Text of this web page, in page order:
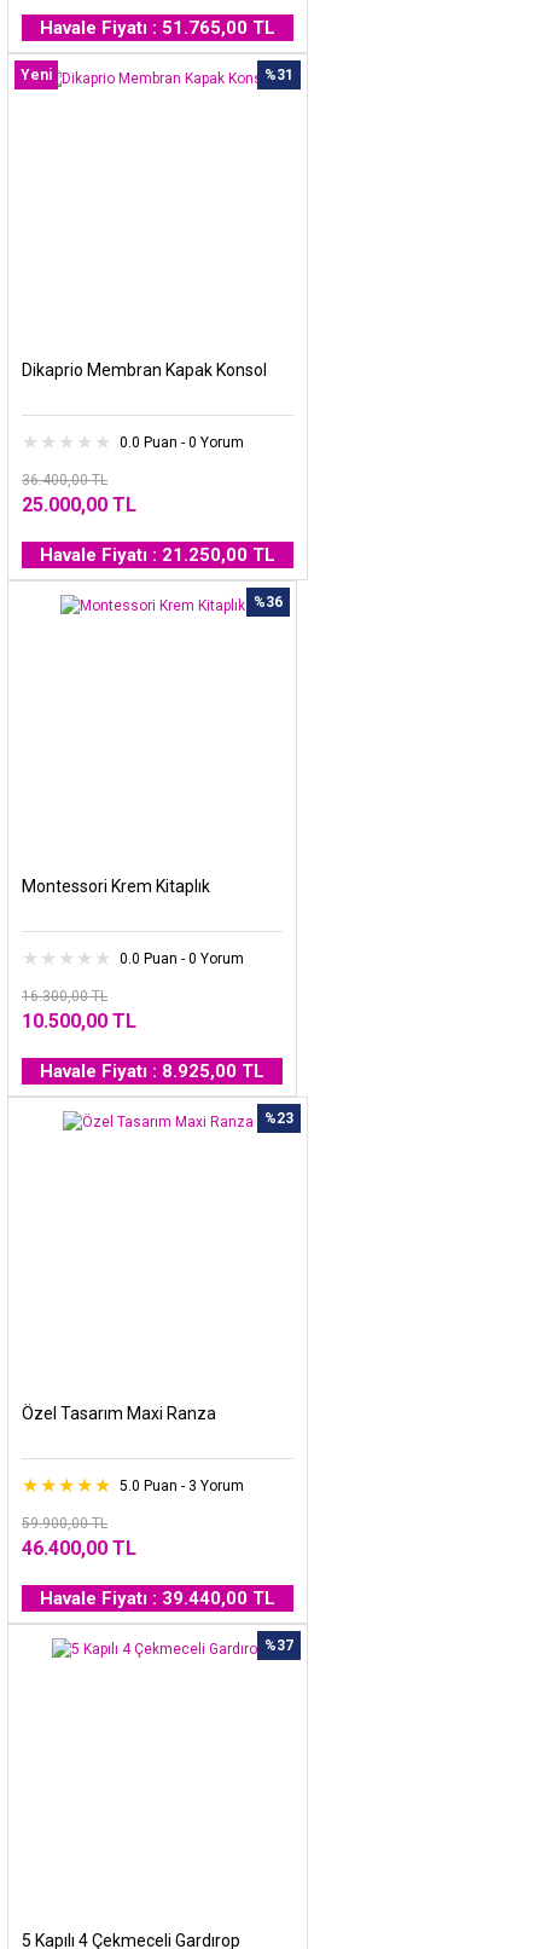
Havale Fiyatı : 51.765,00 TL
%31
Yeni
Dikaprio Membran Kapak Konsol
0.0 Puan - 0 Yorum
36.400,00 TL
25.000,00 TL
Havale Fiyatı : 21.250,00 TL
%36
Montessori Krem Kitaplık
0.0 Puan - 0 Yorum
16.300,00 TL
10.500,00 TL
Havale Fiyatı : 8.925,00 TL
%23
Özel Tasarım Maxi Ranza
5.0 Puan - 3 Yorum
59.900,00 TL
46.400,00 TL
Havale Fiyatı : 39.440,00 TL
%37
5 Kapılı 4 Çekmeceli Gardırop